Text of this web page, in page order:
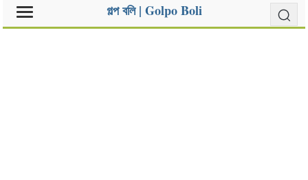
গল্প বলি | Golpo Boli